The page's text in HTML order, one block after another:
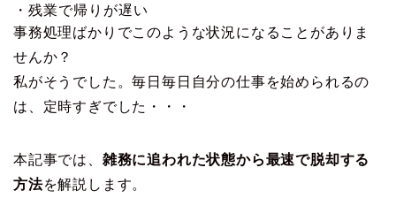
・残業で帰りが遅い
事務処理ばかりでこのような状況になることがありま
せんか？
私がそうでした。毎日毎日自分の仕事を始められるの
は、定時すぎでした・・・
本記事では、 雑務に追われた状態から最速で脱却する
方法を解説します。